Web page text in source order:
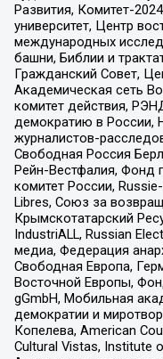
Развития, Комитет-
университет, Центр
международных
башни, Библии и
Гражданский Совет,
Академическая сеть
комитет действия,
демократию в России,
журналистов-
Свободная Россия
Рейн-Вестфалия, Фонд
комитет России,
Libres, Союз за
Крымскотатарский
IndustriALL, Russian
медиа, Федерация
Свободная Европа,
Восточной Европы,
gGmbH, Мобильная
демократии и
Копелева, American
Cultural Vistas, Institute